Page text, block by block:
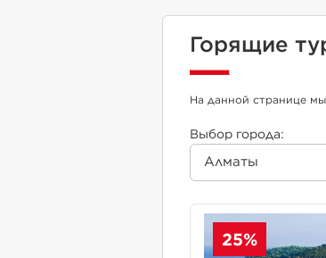
Горящие
На данной странице
Выбор города:
Алматы
25%